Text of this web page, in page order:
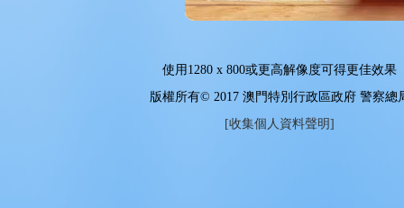
使用 1280 x 800或更高解像度可得更佳效果
版權所有© 2017 澳門特別行政區政府 警察總
[收集個人資料聲明]